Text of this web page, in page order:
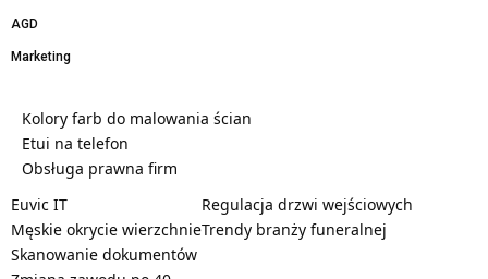
AGD
Marketing
Kolory farb do malowania ścian
Etui na telefon
Obsługa prawna firm
Euvic IT
Męskie okrycie wierzchnie
Skanowanie dokumentów
Regulacja drzwi wejściowych
Trendy branży funeralnej